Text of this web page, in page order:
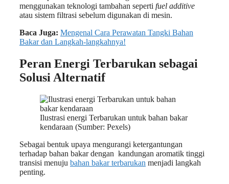
menggunakan teknologi tambahan seperti fuel additive
atau sistem filtrasi sebelum digunakan di mesin.
Baca Juga: Mengenal Cara Perawatan Tangki Bahan
Bakar dan Langkah-langkahnya!
Peran Energi Terbarukan sebagai
Solusi Alternatif
Ilustrasi energi Terbarukan untuk bahan bakar
kendaraan (Sumber: Pexels)
Sebagai bentuk upaya mengurangi ketergantungan
terhadap bahan bakar dengan kandungan aromatik tinggi
transisi menuju bahan bakar terbarukan menjadi langkah
penting.